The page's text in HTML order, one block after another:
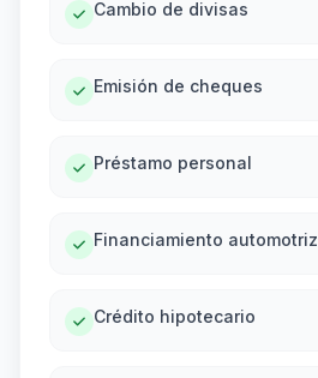
Cambio de divisas
Emisión de cheques
Préstamo personal
Financiamiento automotriz
Crédito hipotecario